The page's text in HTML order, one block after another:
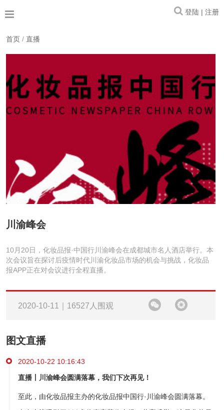
登陆 | 注册
首页 / 直播
川渝峰会
10月20日，化妆品报·中国行川渝峰会在成都城市名人酒店举行。本
次会议旨在探讨后疫情时代川渝化妆品市场的机会与挑战，化妆品
报APP正在对会议进行全程直播。
2020-10-11｜16527人围观
图文直播
2020-10-22 10:16:43
直播丨川渝峰会圆满落幕，我们下次再见！
至此，由化妆品报主办的化妆品报中国行·川渝峰会圆满落幕。